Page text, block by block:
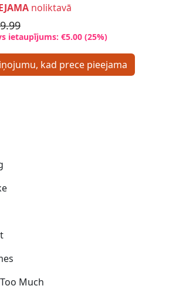
noliktavā
ietaupījums: €5.00 (25%)
kad prece pieejama
Much